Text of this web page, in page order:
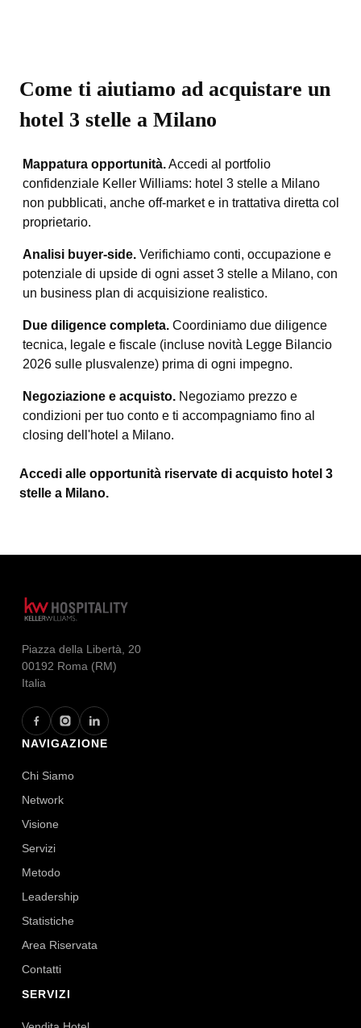
Come ti aiutiamo ad acquistare un
hotel 3 stelle a Milano
Mappatura opportunità.Accedi al portfolio
confidenziale Keller Williams: hotel 3 stelle a Milano
non pubblicati, anche off-market e in trattativa diretta col
proprietario.
Analisi buyer-side. Verifichiamo conti, occupazione e
potenziale di upside di ogni asset 3 stelle a Milano, con
un business plan di acquisizione realistico.
Due diligence completa. Coordiniamo due diligence
tecnica, legale e fiscale (incluse novità Legge Bilancio
2026 sulle plusvalenze) prima di ogni impegno.
Negoziazione e acquisto. Negoziamo prezzo e
condizioni per tuo conto e ti accompagniamo fino al
closing dell'hotel a Milano.
Accedi alle opportunità riservate di acquisto hotel 3
stelle a Milano.
Piazza della Libertà, 20
00192 Roma (RM)
Italia
NAVIGAZIONE
Chi Siamo
Network
Visione
Servizi
Metodo
Leadership
Statistiche
Area Riservata
Contatti
SERVIZI